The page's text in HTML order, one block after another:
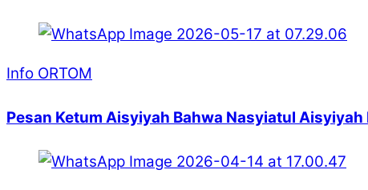
Info ORTOM
Pesan Ketum Aisyiyah Bahwa Nasyiatul